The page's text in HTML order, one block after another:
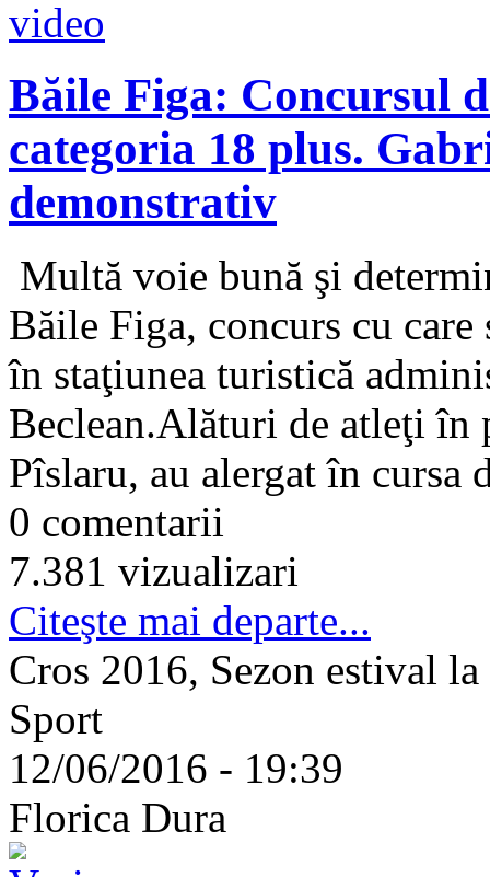
Băile Figa: Concursul
categoria 18 plus.
demonstrativ
Multă voie bună şi
Băile Figa, concurs cu
în staţiunea turistică
Beclean.Alături de atleţi în
Pîslaru, au alergat în cursa
0 comentarii
7.381 vizualizari
Citeşte mai departe...
Cros 2016, Sezon estival
Sport
12/06/2016 - 19:39
Florica Dura